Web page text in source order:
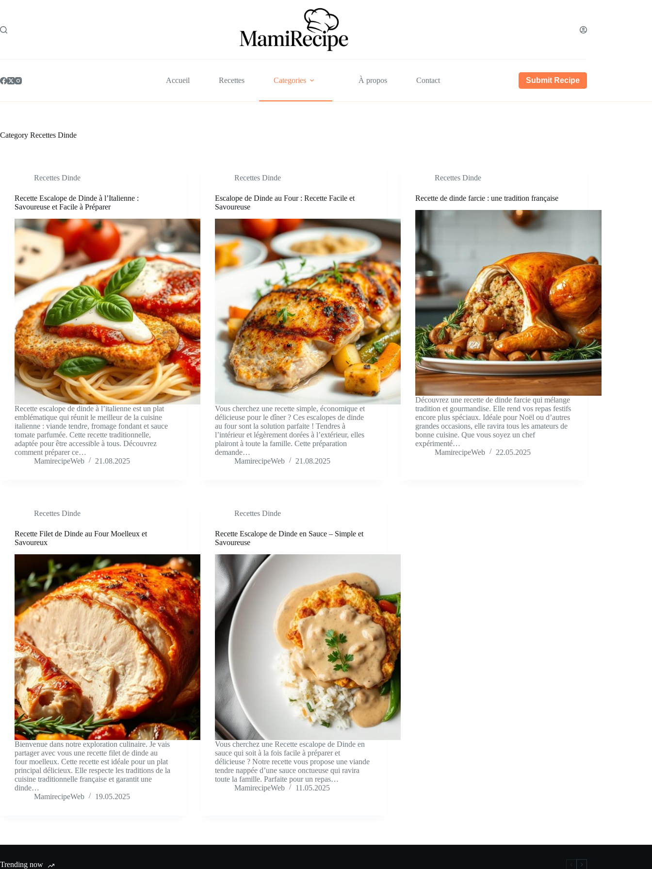
Accueil Recettes Categories À propos Contact Submit Recipe
Category Recettes Dinde
Recettes Dinde
Recette Escalope de Dinde à l’Italienne :
Savoureuse et Facile à Préparer
Recette escalope de dinde à l’italienne est un plat
emblématique qui réunit le meilleur de la cuisine
italienne : viande tendre, fromage fondant et sauce
tomate parfumée. Cette recette traditionnelle,
adaptée pour être accessible à tous. Découvrez
comment préparer ce…
MamirecipeWeb
21.08.2025
Recettes Dinde
Escalope de Dinde au Four : Recette Facile et
Savoureuse
Vous cherchez une recette simple, économique et
délicieuse pour le dîner ? Ces escalopes de dinde
au four sont la solution parfaite ! Tendres à
l’intérieur et légèrement dorées à l’extérieur, elles
plairont à toute la famille. Cette préparation
demande…
MamirecipeWeb
21.08.2025
Recettes Dinde
Recette de dinde farcie : une tradition française
Découvrez une recette de dinde farcie qui mélange
tradition et gourmandise. Elle rend vos repas festifs
encore plus spéciaux. Idéale pour Noël ou d’autres
grandes occasions, elle ravira tous les amateurs de
bonne cuisine. Que vous soyez un chef
expérimenté…
MamirecipeWeb
22.05.2025
Recettes Dinde
Recette Filet de Dinde au Four Moelleux et
Savoureux
Bienvenue dans notre exploration culinaire. Je vais
partager avec vous une recette filet de dinde au
four moelleux. Cette recette est idéale pour un plat
principal délicieux. Elle respecte les traditions de la
cuisine traditionnelle française et garantit une
dinde…
MamirecipeWeb
19.05.2025
Recettes Dinde
Recette Escalope de Dinde en Sauce – Simple et
Savoureuse
Vous cherchez une Recette escalope de Dinde en
sauce qui soit à la fois facile à préparer et
délicieuse ? Notre recette vous propose une viande
tendre nappée d’une sauce onctueuse qui ravira
toute la famille. Parfaite pour un repas…
MamirecipeWeb
11.05.2025
Trending now